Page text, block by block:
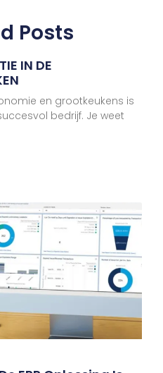
Posts
IN DE
en grootkeukens is
bedrijf. Je weet